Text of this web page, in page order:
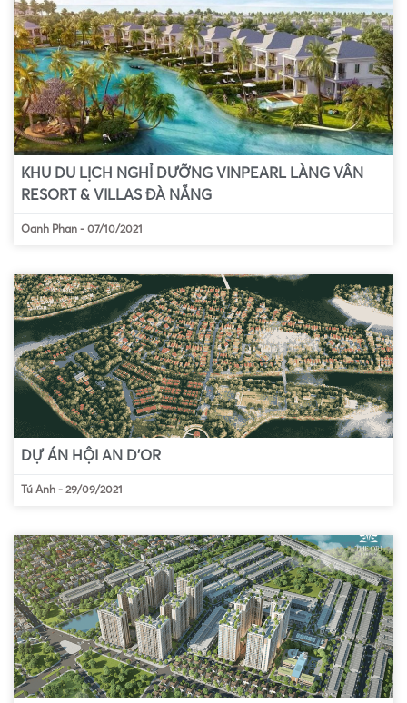
KHU DU LỊCH NGHỈ DƯỠNG VINPEARL LÀNG VÂN
RESORT & VILLAS ĐÀ NẴNG
Oanh Phan - 07/10/2021
DỰ ÁN HỘI AN D’OR
Tú Anh - 29/09/2021